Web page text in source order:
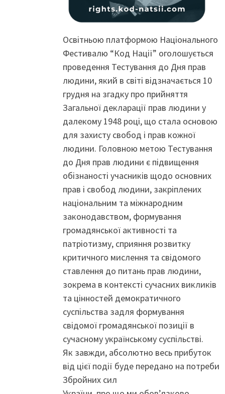
Освітньою платформою Національного
Фестивалю “Код Нації” оголошується
проведення Тестування до Дня прав
людини, який в світі відзначається 10
грудня на згадку про прийняття
Загальної декларації прав людини у
далекому 1948 році, що стала основою
для захисту свобод і прав кожної
людини. Головною метою Тестування
до Дня прав людини є підвищення
обізнаності учасників щодо основних
прав і свобод людини, закріплених
національним та міжнародним
законодавством, формування
громадянської активності та
патріотизму, сприяння розвитку
критичного мислення та свідомого
ставлення до питань прав людини,
зокрема в контексті сучасних викликів
та цінностей демократичного
суспільства задля формування
свідомої громадянської позиції в
сучасному українському суспільстві.
Як завжди, абсолютно весь прибуток
від цієї події буде передано на потреби
Збройних сил